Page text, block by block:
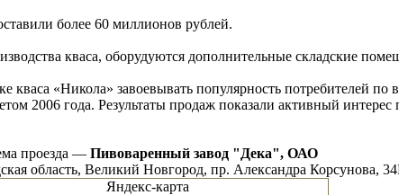
более 60 миллионов рублей.
кваса, оборудуются дополнительные складские
кваса «Никола» завоевывать популярность потребителей
2006 года. Результаты продаж показали активный интерес
проезда — Пивоваренный завод "Дека", ОАО
область, Великий Новгород, пр. Александра Корсунова,
Яндекс-карта